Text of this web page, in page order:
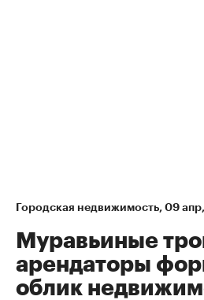
Городская недвижимость 09
Муравьиные
арендаторы
облик